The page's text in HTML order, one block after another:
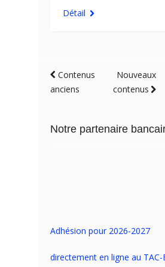
Détail
Contenus
anciens
Nouveaux
contenus
Notre partenaire
Adhésion pour 2026-2027
directement en ligne au TAC-